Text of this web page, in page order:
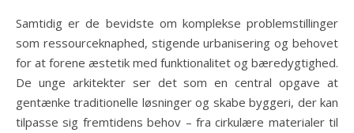
Samtidig er de bevidste om komplekse problemstillinger
som ressourceknaphed, stigende urbanisering og behovet
for at forene æstetik med funktionalitet og bæredygtighed.
De unge arkitekter ser det som en central opgave at
gentænke traditionelle løsninger og skabe byggeri, der kan
tilpasse sig fremtidens behov – fra cirkulære materialer til